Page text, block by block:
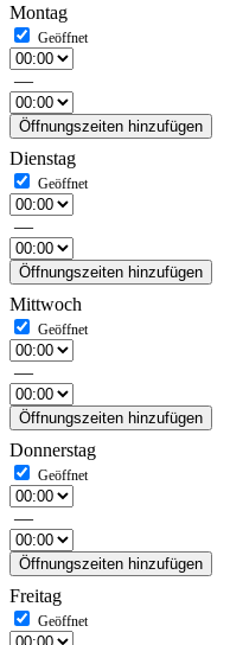
Montag
—
Öffnungszeiten hinzufügen
Dienstag
—
Öffnungszeiten hinzufügen
Mittwoch
—
Öffnungszeiten hinzufügen
Donnerstag
—
Öffnungszeiten hinzufügen
Freitag